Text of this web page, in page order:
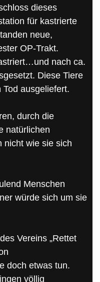
dieses
für kastrierte
neue,
OP-Trakt.
nach ca.
Diese Tiere
ausgeliefert.
durch die
natürlichen
nicht wie sie sich
Menschen
würde sich um sie
Vereins „Rettet
doch etwas tun.
völlig